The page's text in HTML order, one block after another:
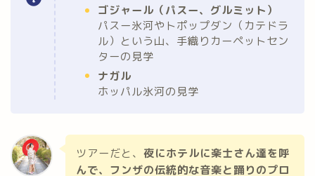
ゴジャール（パスー、グルミット）
パスー氷河やトポップダン（カテドラ
ル）という山、手織りカーペットセン
ターの見学
ナガル
ホッパル氷河の見学
ツアーだと、 夜にホテルに楽士さん達を呼
んで、フンザの伝統的な音楽と踊りのプロ